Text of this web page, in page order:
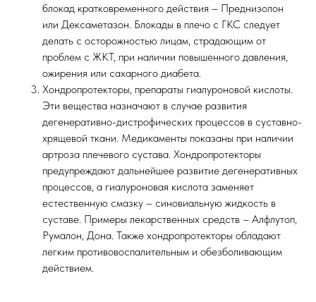
блокад кратковременного действия – Преднизолон
или Дексаметазон. Блокады в плечо с ГКС следует
делать с осторожностью лицам, страдающим от
проблем с ЖКТ, при наличии повышенного давления,
ожирения или сахарного диабета.
Хондропротекторы, препараты гиалуроновой кислоты.
Эти вещества назначают в случае развития
дегенеративно-дистрофических процессов в суставно-
хрящевой ткани. Медикаменты показаны при наличии
артроза плечевого сустава. Хондропротекторы
предупреждают дальнейшее развитие дегенеративных
процессов, а гиалуроновая кислота заменяет
естественную смазку – синовиальную жидкость в
суставе. Примеры лекарственных средств – Алфлутоп,
Румалон, Дона. Также хондропротекторы обладают
легким противовоспалительным и обезболивающим
действием.